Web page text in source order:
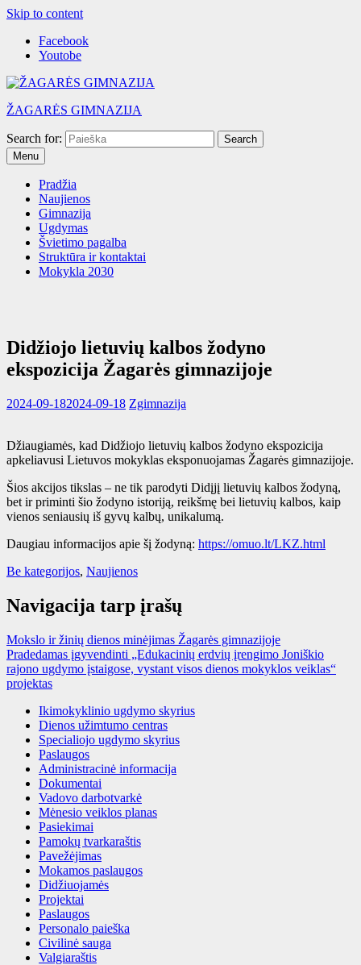
Skip to content
Facebook
Youtobe
ŽAGARĖS GIMNAZIJA
Search for:
Menu
Pradžia
Naujienos
Gimnazija
Ugdymas
Švietimo pagalba
Struktūra ir kontaktai
Mokykla 2030
Didžiojo lietuvių kalbos žodyno
ekspozicija Žagarės gimnazijoje
2024-09-182024-09-18 Zgimnazija
Džiaugiamės, kad Didžiojo lietuvių kalbos žodyno ekspozicija
apkeliavusi Lietuvos mokyklas eksponuojamas Žagarės gimnazijoje.
Šios akcijos tikslas – ne tik parodyti Didįjį lietuvių kalbos žodyną,
bet ir priminti šio žodyno istoriją, reikšmę bei lietuvių kalbos, kaip
vienos seniausių iš gyvų kalbų, unikalumą.
Daugiau informacijos apie šį žodyną: https://omuo.lt/LKZ.html
Be kategorijos, Naujienos
Navigacija tarp įrašų
Mokslo ir žinių dienos minėjimas Žagarės gimnazijoje
Pradedamas įgyvendinti „Edukacinių erdvių įrengimo Joniškio
rajono ugdymo įstaigose, vystant visos dienos mokyklos veiklas“
projektas
Ikimokyklinio ugdymo skyrius
Dienos užimtumo centras
Specialiojo ugdymo skyrius
Paslaugos
Administracinė informacija
Dokumentai
Vadovo darbotvarkė
Mėnesio veiklos planas
Pasiekimai
Pamokų tvarkaraštis
Pavežėjimas
Mokamos paslaugos
Didžiuojamės
Projektai
Paslaugos
Personalo paieška
Civilinė sauga
Valgiaraštis